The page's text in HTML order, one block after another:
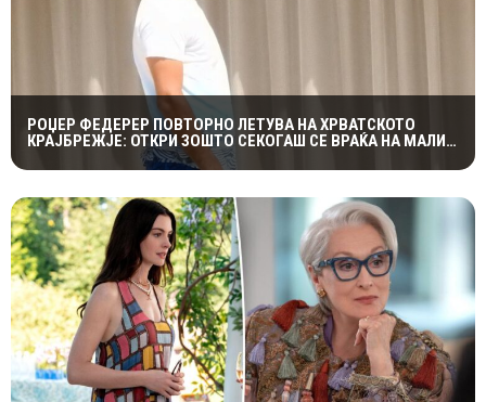
РОЏЕР ФЕДЕРЕР ПОВТОРНО ЛЕТУВА НА ХРВАТСКОТО
КРАЈБРЕЖЈЕ: ОТКРИ ЗОШТО СЕКОГАШ СЕ ВРАЌА НА МАЛИ